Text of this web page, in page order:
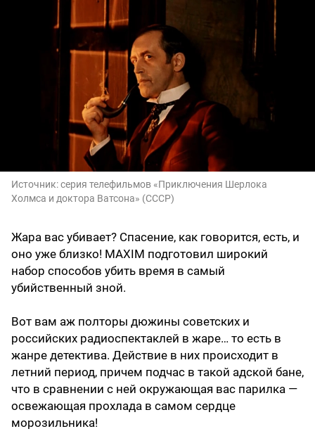
Источник:серия телефильмов «Приключения Шерлока
Холмса и доктора Ватсона» (СССР)
Жара вас убивает? Спасение, как говорится, есть, и
оно уже близко! MAXIM подготовил широкий
набор способов убить время в самый
убийственный зной.
Вот вам аж полторы дюжины советских и
российских радиоспектаклей в жаре… то есть в
жанре детектива. Действие в них происходит в
летний период, причем подчас в такой адской бане,
что в сравнении с ней окружающая вас парилка —
освежающая прохлада в самом сердце
морозильника!